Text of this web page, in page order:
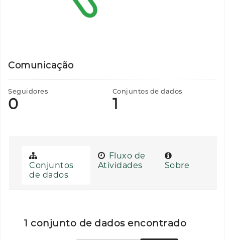
Comunicação
Seguidores
0
Conjuntos de dados
1
Conjuntos
de dados
Fluxo de
Atividades
Sobre
1 conjunto de dados encontrado